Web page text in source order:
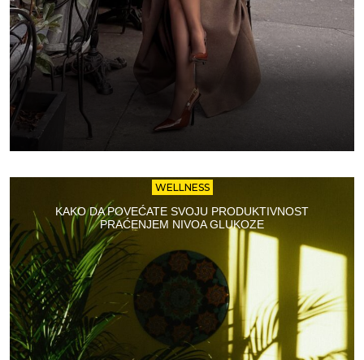
WELLNESS
KAKO DA POVEĆATE SVOJU PRODUKTIVNOST
PRAĆENJEM NIVOA GLUKOZE